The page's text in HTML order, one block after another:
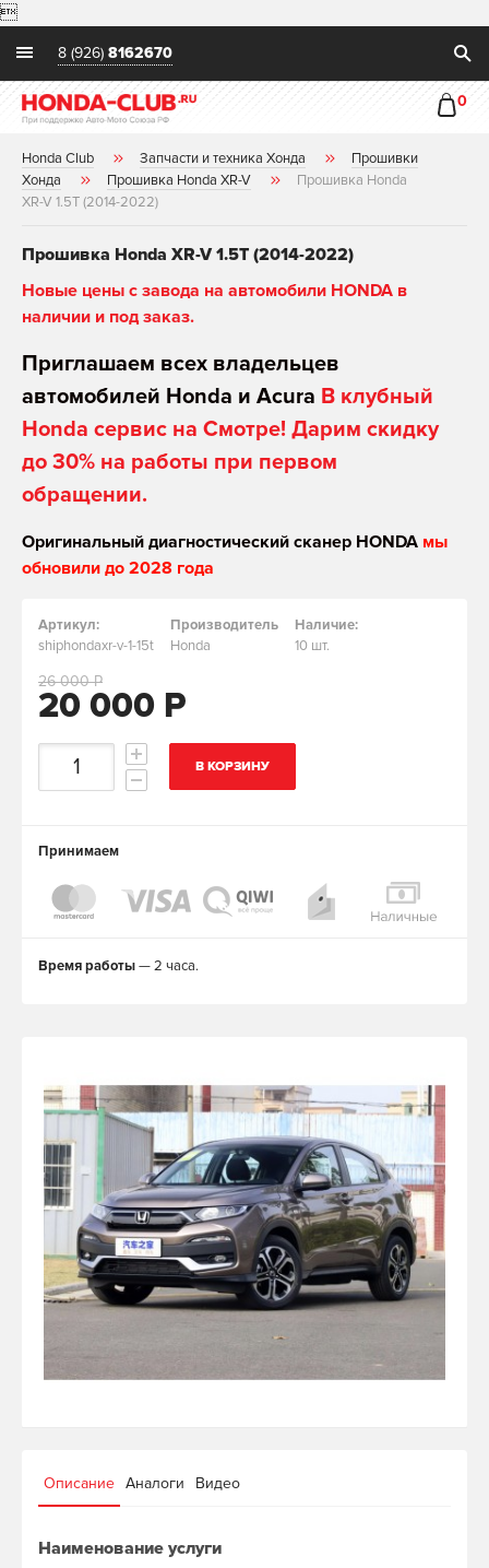

8 (926) 8162670
0
Honda Club Запчасти и техника Хонда
Прошивки
Хонда
Прошивка Honda XR-V
Прошивка Honda
XR-V 1.5T (2014-2022)
Прошивка Honda XR-V 1.5T (2014-2022)
Новые цены с завода на автомобили HONDA в
наличии и под заказ.
Приглашаем всех владельцев
автомобилей Honda и Acura В клубный
Honda сервис на Смотре! Дарим скидку
до 30% на работы при первом
обращении.
Оригинальный диагностический сканер HONDA мы
обновили до 2028 года
Артикул:
shiphondaxr-v-1-15t
Производитель
Honda
Наличие:
10 шт.
20 000 Р
26 000 Р
В КОРЗИНУ
Принимаем
Время работы— 2 часа.
Описание Аналоги Видео
Наименование услуги